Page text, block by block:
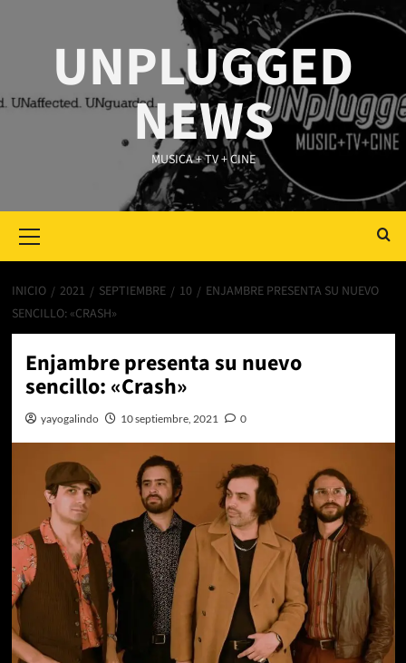
UNPLUGGED
NEWS
MUSICA + TV + CINE
Menu
INICIO 2021 SEPTIEMBRE 10
ENJAMBRE PRESENTA SU NUEVO
SENCILLO: «CRASH»
Enjambre presenta su nuevo
sencillo: «Crash»
yayogalindo 10 septiembre, 2021 0